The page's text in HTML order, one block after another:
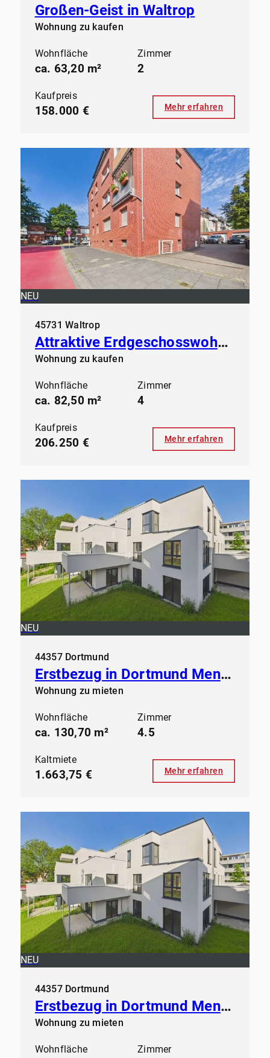
Großen-Geist in Waltrop
Wohnung zu kaufen
Wohnfläche
ca. 63,20 m²
Zimmer
2
Kaufpreis
158.000 € Mehr erfahren
NEU
45731 Waltrop
Attraktive Erdgeschosswohnung in gepflegtem Mehrfamilienhaus
Wohnung zu kaufen
Wohnfläche
ca. 82,50 m²
Zimmer
4
Kaufpreis
206.250 € Mehr erfahren
NEU
44357 Dortmund
Erstbezug in Dortmund Mengede - Modernes Wohnen ab sofort
Wohnung zu mieten
Wohnfläche
ca. 130,70 m²
Zimmer
4.5
Kaltmiete
1.663,75 € Mehr erfahren
NEU
44357 Dortmund
Erstbezug in Dortmund Mengede - Modern Wohnen ab sofort
Wohnung zu mieten
Wohnfläche Zimmer